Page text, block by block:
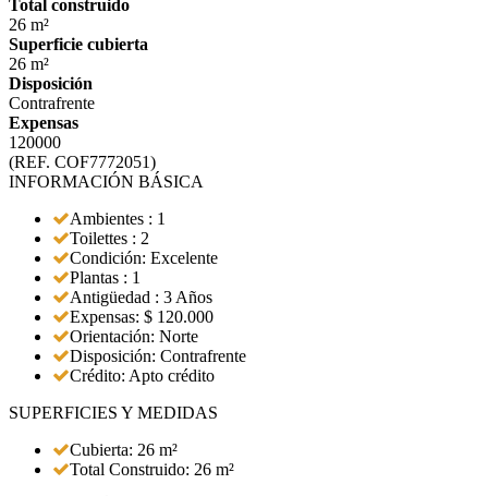
Total construido
26 m²
Superficie cubierta
26 m²
Disposición
Contrafrente
Expensas
120000
(REF. COF7772051)
INFORMACIÓN BÁSICA
Ambientes : 1
Toilettes : 2
Condición: Excelente
Plantas : 1
Antigüedad : 3 Años
Expensas: $ 120.000
Orientación: Norte
Disposición: Contrafrente
Crédito: Apto crédito
SUPERFICIES Y MEDIDAS
Cubierta: 26 m²
Total Construido: 26 m²